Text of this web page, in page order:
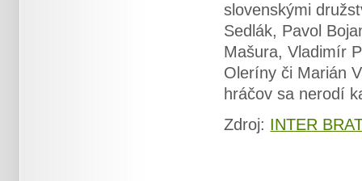
slovenskými
Sedlák, Pavol
Mašura, Vladimír
Oleríny či Marián
hráčov sa nerodí
Zdroj: INTER